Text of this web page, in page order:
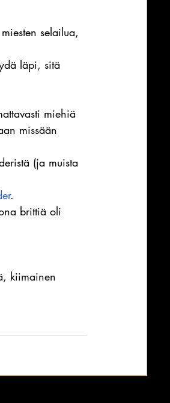
selailua,
läpi, sitä
miehiä
missään
(ja muista
.
brittiä oli
kiimainen